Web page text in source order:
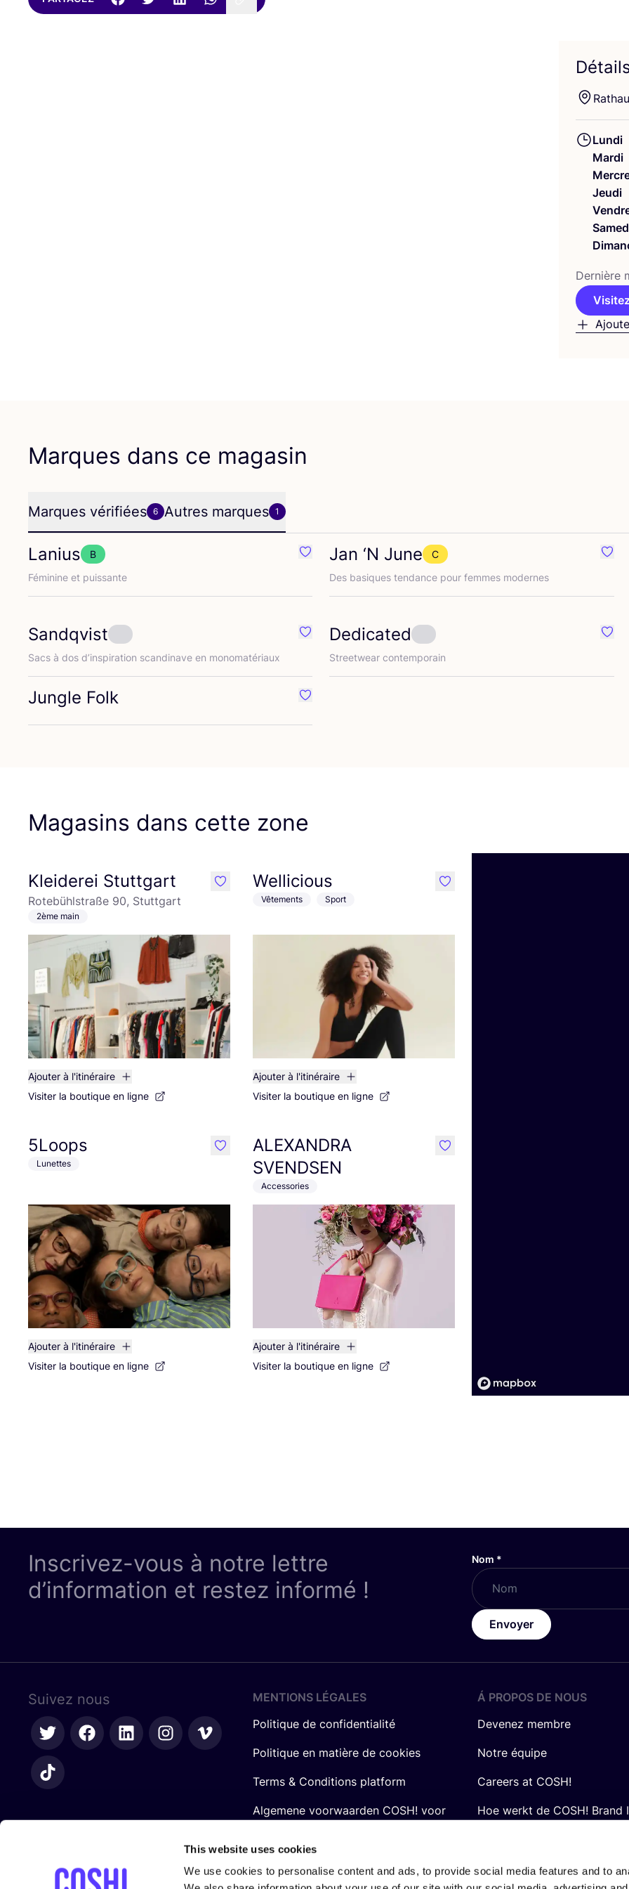
This website uses cookies
We use cookies to personalise content and ads, to provide social media features and to
Lundi
Mardi
Jeudi
Der­nière
Marques dans ce magasin
Marques vérifiées 6 Autres marques 1
Lanius
B
Fémi­nine et puissante
Préféré {nom}
Jan ‘N June
C
Des basiques ten­dance pour femmes modernes
Sandqvist
Sacs à dos d’ins­pi­ra­tion scan­di­nave en monomatériaux
Préféré {nom}
Dedicated
Street­wear contemporain
Jungle Folk Préféré {nom}
Magasins dans cette zone
Kleiderei Stuttgart
Rotebühlstraße 90, Stuttgart
2ème main
Ajouter à l'itinéraire
Visiter la boutique en ligne
like Wellicious
Vêtements Sport
Ajouter à l'itinéraire
Visiter la boutique en ligne
like
5Loops
Lunettes
Ajouter à l'itinéraire
Visiter la boutique en ligne
like
ALEXANDRA
SVENDSEN
Accessories
Ajouter à l'itinéraire
Visiter la boutique en ligne
like
Inscrivez-vous à notre lettre
d’information et restez informé !
Nom *
Envoyer
Suivez nous
MENTIONS LÉGALES
Politique de confidentialité
Politique en matière de cookies
Terms & Conditions platform
Algemene voorwaarden COSH! voor
Á PROPOS DE NOUS
Devenez membre
Notre équipe
Careers at COSH!
Hoe werkt de COSH! Brand